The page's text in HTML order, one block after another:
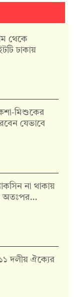
থেকে
ঢাকায়
মিশুকের
যেভাবে
না থাকায়
অতঃপর…
১১ দলীয় ঐক্যের